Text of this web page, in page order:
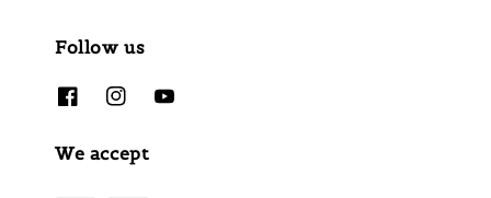
Follow us
We accept